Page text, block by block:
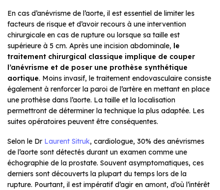
En cas d’anévrisme de l’aorte, il est essentiel de limiter les
facteurs de risque et d’avoir recours à une intervention
chirurgicale en cas de rupture ou lorsque sa taille est
supérieure à 5 cm. Après une incision abdominale, le
traitement chirurgical classique implique de couper
l’anévrisme et de poser une prothèse synthétique
aortique. Moins invasif, le traitement endovasculaire consiste
également à renforcer la paroi de l’artère en mettant en place
une prothèse dans l’aorte. La taille et la localisation
permettront de déterminer la technique la plus adaptée. Les
suites opératoires peuvent être conséquentes.
Selon le Dr Laurent Sitruk, cardiologue, 30% des anévrismes
de l’aorte sont détectés durant un examen comme une
échographie de la prostate. Souvent asymptomatiques, ces
derniers sont découverts la plupart du temps lors de la
rupture. Pourtant, il est impératif d’agir en amont, d’où l’intérêt